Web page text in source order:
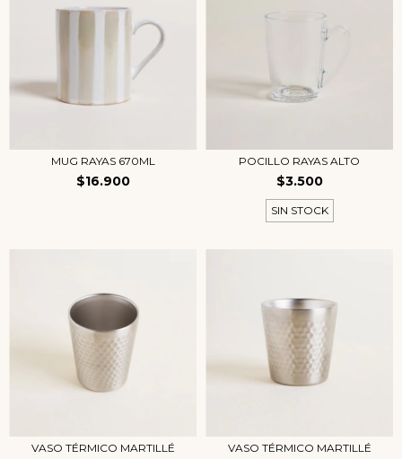
MUG RAYAS 670ML
$16.900
POCILLO RAYAS ALTO
$3.500
SIN STOCK
VASO TÉRMICO MARTILLÉ VASO TÉRMICO MARTILLÉ